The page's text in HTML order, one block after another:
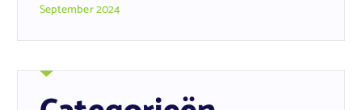
September 2024